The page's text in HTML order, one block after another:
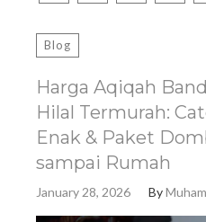
Blog
Harga Aqiqah
Hilal Termurah:
Enak & Paket
sampai Rumah
January 28, 2026 By